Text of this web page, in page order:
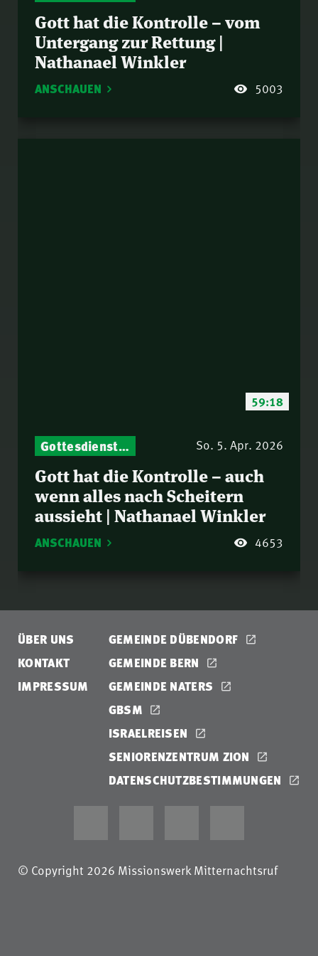
Gott hat die Kontrolle – vom
Untergang zur Rettung |
Nathanael Winkler
ANSCHAUEN 5003
59:18
Gottesdienst-Botschaften – Jeden Sonntag neu: Aktuelle Predigten vom Mitternachtsruf So. 5. Apr. 2026
Gott hat die Kontrolle – auch
wenn alles nach Scheitern
aussieht | Nathanael Winkler
ANSCHAUEN 4653
ÜBER UNS
KONTAKT
IMPRESSUM
GEMEINDE DÜBENDORF
GEMEINDE BERN
GEMEINDE NATERS
GBSM
ISRAELREISEN
SENIORENZENTRUM ZION
DATENSCHUTZBESTIMMUNGEN
© Copyright 2026 Missionswerk Mitternachtsruf